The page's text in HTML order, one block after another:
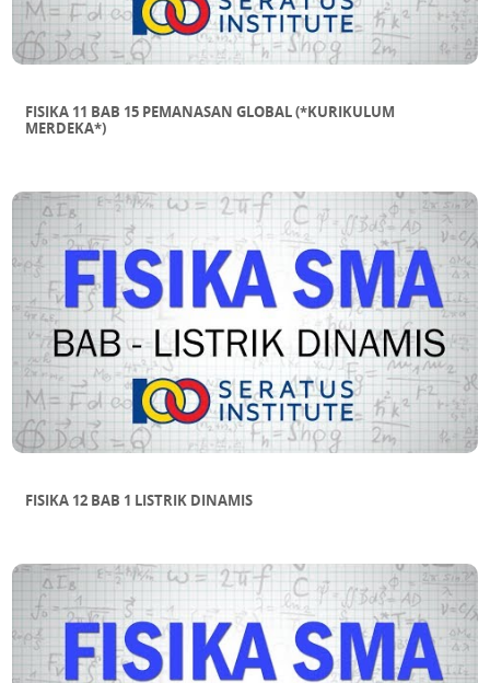
FISIKA 11 BAB 15 PEMANASAN GLOBAL (*KURIKULUM
MERDEKA*)
FISIKA 12 BAB 1 LISTRIK DINAMIS